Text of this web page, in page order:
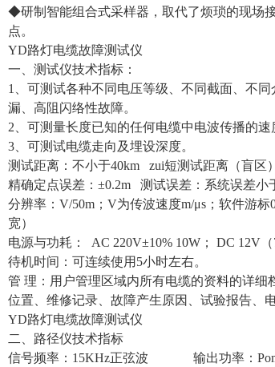
◆研制智能组合式采样器，取代了烦琐的现场
点。
YD路灯电缆故障测试仪
一、测试仪技术指标：
1、可测试各种不同电压等级、不同截面、不
漏、高阻闪络性故障。
2、可测量长度已知的任何电缆中电波传播的速
3、可测试电缆走向及埋设深度。
测试距离：不小于40km zui短测试距离（盲区
精确定点误差：±0.2m 测试误差：系统误差小
分辨率：V/50m；V为传波速度m/μs；软件游
宽）
电源与功耗： AC 220V±10% 10W； DC 12V
待机时间：可连续使用5小时左右。
管 理：用户管理区域内所有电缆的资料的详
位置、维修记录、故障产生原因、试验报告、
YD路灯电缆故障测试仪
二、路径仪技术指标
信号频率：15KHz正弦波 输出功率：